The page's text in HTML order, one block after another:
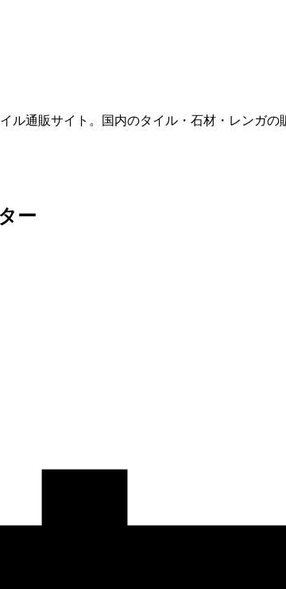
ル通販サイト。国内のタイル・石材・レンガ
ー